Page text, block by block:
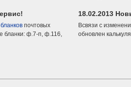
почтовых
бланки: ф.7-п, ф.116,
18.02.2013
Всвязи с
обновлен